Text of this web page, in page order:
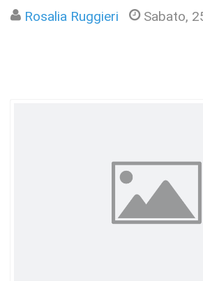
Rosalia Ruggieri Sabato,